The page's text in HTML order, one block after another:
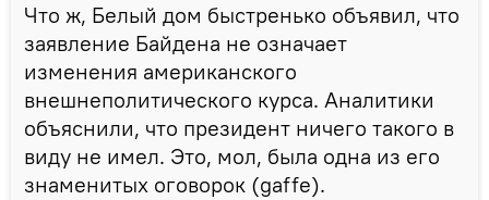
Что ж, Белый дом быстренько объявил, что
заявление Байдена не означает
изменения американского
внешнеполитического курса. Аналитики
объяснили, что президент ничего такого в
виду не имел. Это, мол, была одна из его
знаменитых оговорок (gaffe).